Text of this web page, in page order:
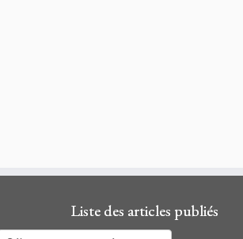
Liste des articles publiés